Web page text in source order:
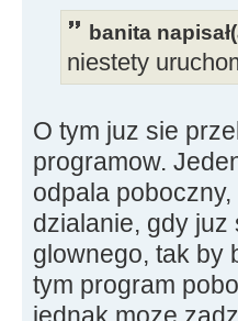
banita
niestety
O tym juz sie
programow.
odpala
dzialanie, gdy
glownego, tak by
tym program